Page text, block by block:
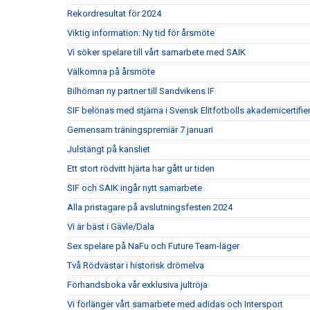
Rekordresultat för 2024
Viktig information: Ny tid för årsmöte
Vi söker spelare till vårt samarbete med SAIK
Välkomna på årsmöte
Bilhörnan ny partner till Sandvikens IF
SIF belönas med stjärna i Svensk Elitfotbolls
Gemensam träningspremiär 7 januari
Julstängt på kansliet
Ett stort rödvitt hjärta har gått ur tiden
SIF och SAIK ingår nytt samarbete
Alla pristagare på avslutningsfesten 2024
Vi är bäst i Gävle/Dala
Sex spelare på NaFu och Future Team-läger
Två Rödvästar i historisk drömelva
Förhandsboka vår exklusiva jultröja
Vi förlänger vårt samarbete med adidas och Intersport